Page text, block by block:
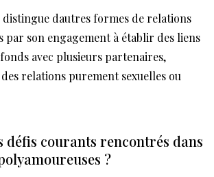
distingue dautres formes de relations
par son engagement à établir des liens
avec plusieurs partenaires,
relations purement sexuelles ou
défis courants rencontrés dans
?